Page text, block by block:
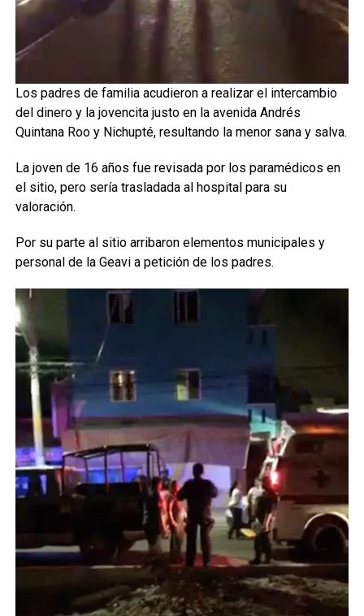
Los padres de familia acudieron a realizar el intercambio
del dinero y la jovencita justo en la avenida Andrés
Quintana Roo y Nichupté, resultando la menor sana y salva.
La joven de 16 años fue revisada por los paramédicos en
el sitio, pero sería trasladada al hospital para su
valoración.
Por su parte al sitio arribaron elementos municipales y
personal de la Geavi a petición de los padres.